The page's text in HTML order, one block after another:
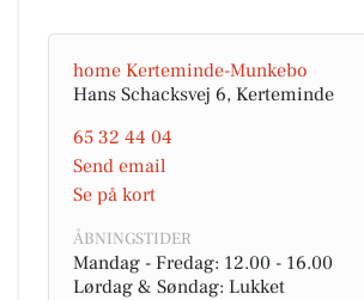
home Kerteminde-Munkebo
Hans Schacksvej 6, Kerteminde
65 32 44 04
Send email
Se på kort
ÅBNINGSTIDER
Mandag - Fredag: 12.00 - 16.00
Lørdag & Søndag: Lukket